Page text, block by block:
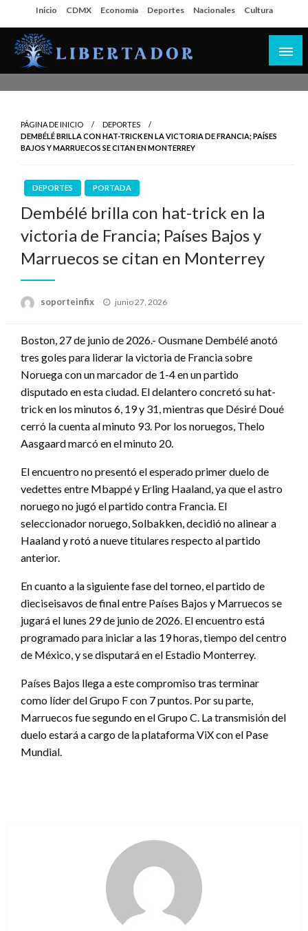
al
contenido
Inicio CDMX Economía Deportes Nacionales Cultura
PÁGINA DE INICIO
DEPORTES
DEMBÉLÉ BRILLA CON HAT-TRICK EN LA VICTORIA DE FRANCIA; PAÍSES
BAJOS Y MARRUECOS SE CITAN EN MONTERREY
DEPORTES PORTADA
Dembélé brilla con hat-trick en la
victoria de Francia; Países Bajos y
Marruecos se citan en Monterrey
soporteinfix
Publicado
junio 27, 2026
Boston, 27 de junio de 2026.- Ousmane Dembélé anotó
tres goles para liderar la victoria de Francia sobre
Noruega con un marcador de 1-4 en un partido
disputado en esta ciudad. El delantero concretó su hat-
trick en los minutos 6, 19 y 31, mientras que Désiré Doué
cerró la cuenta al minuto 93. Por los noruegos, Thelo
Aasgaard marcó en el minuto 20.
El encuentro no presentó el esperado primer duelo de
vedettes entre Mbappé y Erling Haaland, ya que el astro
noruego no jugó el partido contra Francia. El
seleccionador noruego, Solbakken, decidió no alinear a
Haaland y rotó a nueve titulares respecto al partido
anterior.
En cuanto a la siguiente fase del torneo, el partido de
dieciseisavos de final entre Países Bajos y Marruecos se
jugará el lunes 29 de junio de 2026. El encuentro está
programado para iniciar a las 19 horas, tiempo del centro
de México, y se disputará en el Estadio Monterrey.
Países Bajos llega a este compromiso tras terminar
como líder del Grupo F con 7 puntos. Por su parte,
Marruecos fue segundo en el Grupo C. La transmisión del
duelo estará a cargo de la plataforma ViX con el Pase
Mundial.